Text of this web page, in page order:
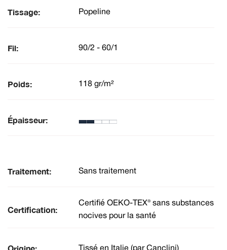
Tissage: Popeline
Fil: 90/2 - 60/1
Poids: 118 gr/m²
Épaisseur:
Traitement: Sans traitement
Certification:
Certifié OEKO-TEX® sans substances
nocives pour la santé
Tissé en Italie (par Canclini)